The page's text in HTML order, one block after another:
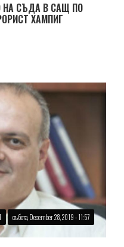
НА СЪДА В САЩ ПО
ХАМПИГ
събота, December 28, 2019 - 11:57